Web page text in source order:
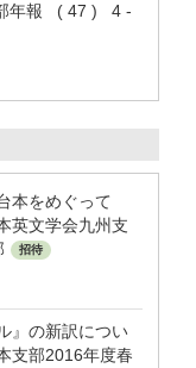
部年報 ( 47 ) 4 -
本をめぐって
文学会九州支
招待
』の新訳につい
支部2016年度春